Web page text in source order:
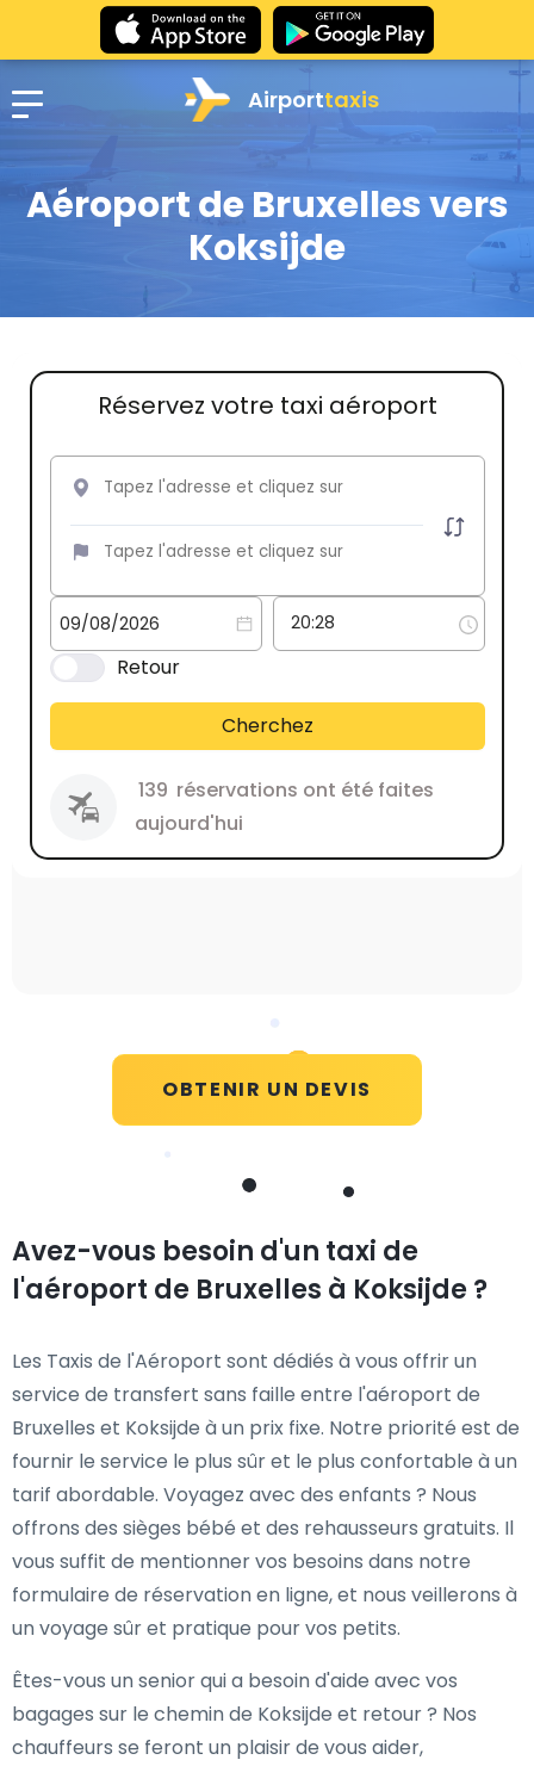
Airporttaxis
Aéroport de Bruxelles vers
Koksijde
Réservez votre taxi aéroport
Retour
Cherchez
139 réservations ont été faites
aujourd'hui
OBTENIR UN DEVIS
Avez-vous besoin d'un taxi de
l'aéroport de Bruxelles à Koksijde ?
Les Taxis de l'Aéroport sont dédiés à vous offrir un
service de transfert sans faille entre l'aéroport de
Bruxelles et Koksijde à un prix fixe. Notre priorité est de
fournir le service le plus sûr et le plus confortable à un
tarif abordable. Voyagez avec des enfants ? Nous
offrons des sièges bébé et des rehausseurs gratuits. Il
vous suffit de mentionner vos besoins dans notre
formulaire de réservation en ligne, et nous veillerons à
un voyage sûr et pratique pour vos petits.
Êtes-vous un senior qui a besoin d'aide avec vos
bagages sur le chemin de Koksijde et retour ? Nos
chauffeurs se feront un plaisir de vous aider,